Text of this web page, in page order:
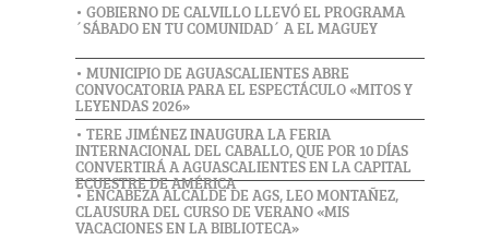
• GOBIERNO DE CALVILLO LLEVÓ EL PROGRAMA
´SÁBADO EN TU COMUNIDAD´ A EL MAGUEY
• MUNICIPIO DE AGUASCALIENTES ABRE
CONVOCATORIA PARA EL ESPECTÁCULO «MITOS Y
LEYENDAS 2026»
• TERE JIMÉNEZ INAUGURA LA FERIA
INTERNACIONAL DEL CABALLO, QUE POR 10 DÍAS
CONVERTIRÁ A AGUASCALIENTES EN LA CAPITAL
ECUESTRE DE AMÉRICA
• ENCABEZA ALCALDE DE AGS, LEO MONTAÑEZ,
CLAUSURA DEL CURSO DE VERANO «MIS
VACACIONES EN LA BIBLIOTECA»